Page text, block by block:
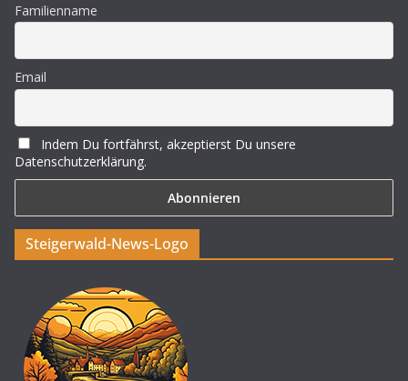
Familienname
Email
Indem Du fortfährst, akzeptierst Du unsere
Datenschutzerklärung.
Steigerwald-News-Logo